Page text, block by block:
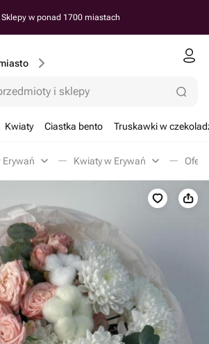
Sklepy w ponad 1700 miastach
i sklepy
Kwiaty Ciastka bento Truskawki w
Kwiaty w Erywań